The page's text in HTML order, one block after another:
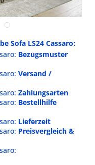
Sofa LS24 Cassaro:
Bezugsmuster
Versand /
Zahlungsarten
Bestellhilfe
Lieferzeit
Preisvergleich &